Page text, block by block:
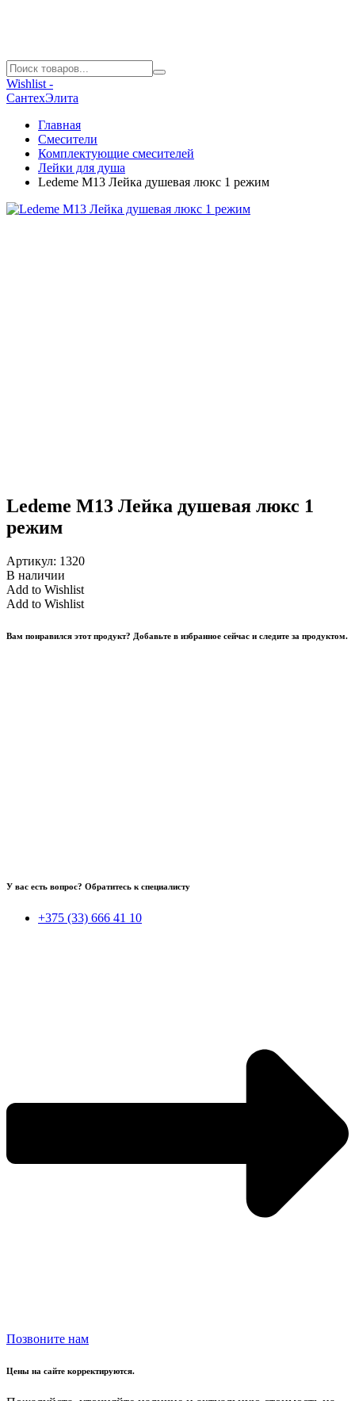
Wishlist -
СантехЭлита
Главная
Смесители
Комплектующие смесителей
Лейки для душа
Ledeme M13 Лейка душевая люкс 1 режим
Ledeme M13 Лейка душевая люкс 1
режим
Артикул: 1320
В наличии
Add to Wishlist
Add to Wishlist
Вам понравился этот продукт? Добавьте в избранное сейчас и следите за продуктом.
У вас есть вопрос? Обратитесь к специалисту
+375 (33) 666 41 10
Позвоните нам
Цены на сайте корректируются.